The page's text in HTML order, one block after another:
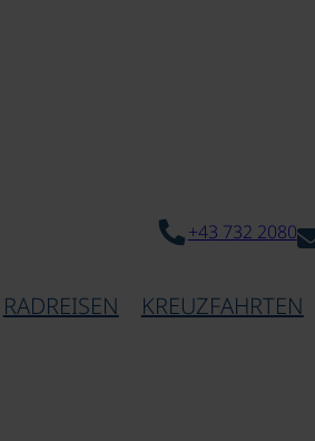
+43 732 2080
RADREISEN KREUZFAHRTEN